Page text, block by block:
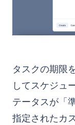
タスクの期限
してスケジュ
テータスが「
指定されたカ